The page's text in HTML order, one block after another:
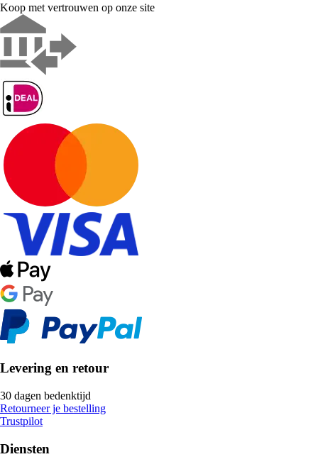
Koop met vertrouwen op onze site
Levering en retour
30 dagen bedenktijd
Retourneer je bestelling
Trustpilot
Diensten